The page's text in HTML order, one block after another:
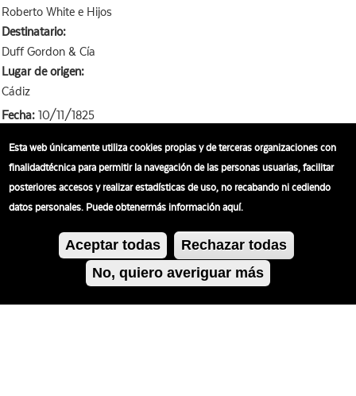
Roberto White e Hijos
Destinatario:
Duff Gordon & Cía
Lugar de origen:
Cádiz
Fecha: 10/11/1825
Tipo:Carta
Número de registro:ES.110276.AHO-1-L14-M2.1-10111825
Esta web únicamente utiliza cookies propias y de terceras organizaciones con
finalidadtécnica para permitir la navegación de las personas usuarias, facilitar
posteriores accesos y realizar estadísticas de uso, no recabando ni cediendo
datos personales. Puede obtenermás información aquí.
Aceptar todas
Rechazar todas
No, quiero averiguar más